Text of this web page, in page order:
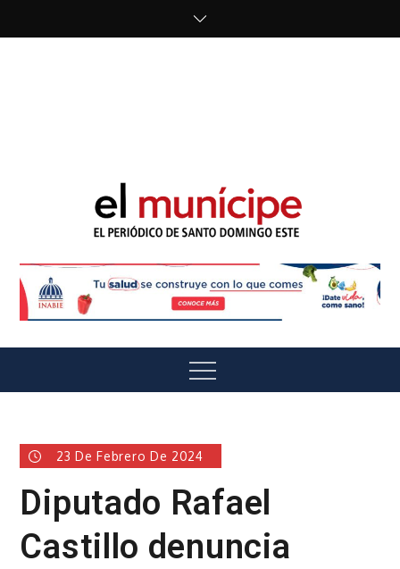
El Munícipe
Menu
23 De Febrero De 2024
Diputado Rafael
Castillo denuncia